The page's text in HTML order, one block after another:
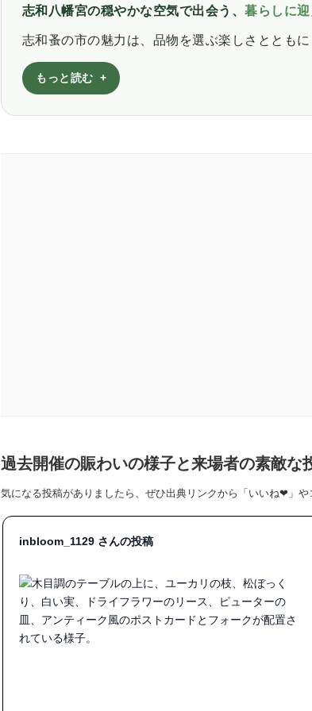
志和八幡宮の穏やかな空気で出会う、暮らしに
志和蚤の市の魅力は、品物を選ぶ楽しさとともに
もっと読む
過去開催の賑わいの様子と来場者の素敵な
気になる投稿がありましたら、ぜひ出典リンクから「いいね❤」や
inbloom_1129 さんの投稿